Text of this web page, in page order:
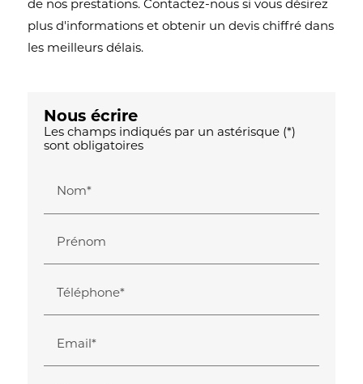
de nos prestations. Contactez-nous si vous désirez
plus d'informations et obtenir un devis chiffré dans
les meilleurs délais.
Nous écrire
Les champs indiqués par un astérisque (*)
sont obligatoires
Nom*
Prénom
Téléphone*
Email*